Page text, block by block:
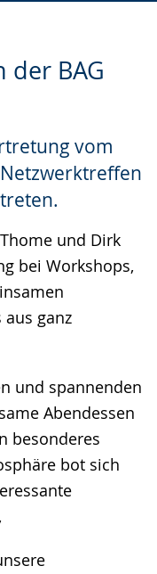
der BAG
vom
und Dirk
bei Workshops,
aus ganz
und spannenden
Abendessen
besonderes
bot sich